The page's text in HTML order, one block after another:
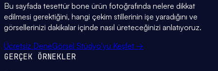
Bu sayfada tesettür bone ürün fotoğrafında nelere dikkat
edilmesi gerektiğini, hangi çekim stillerinin işe yaradığını ve
görsellerinizi dakikalar içinde nasıl üreteceğinizi anlatıyoruz.
Ücretsiz DeneGörsel Stüdyo'yu Keşfet →
GERÇEK ÖRNEKLER